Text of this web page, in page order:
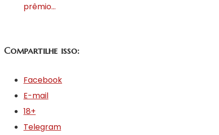
prêmio…
Compartilhe isso:
Facebook
E-mail
18+
Telegram